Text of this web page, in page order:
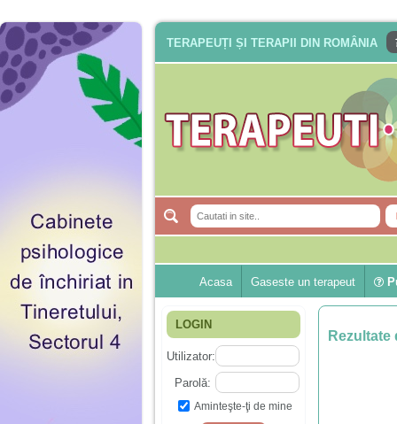
TERAPEUȚI ȘI TERAPII DIN ROMÂNIA
Acasa Gaseste un terapeut
LOGIN
Utilizator:
Parolă:
Aminteşte-ţi de mine
Rezultate